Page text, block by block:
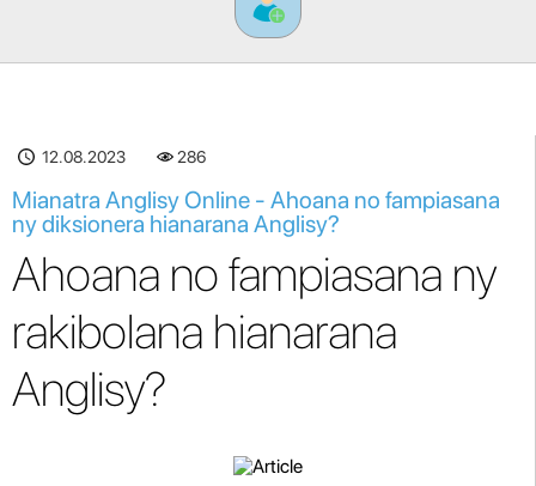
12.08.2023 286
Mianatra Anglisy Online - Ahoana no fampiasana
ny diksionera hianarana Anglisy?
Ahoana no fampiasana ny
rakibolana hianarana
Anglisy?